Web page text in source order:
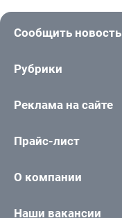
Сообщить новость
Рубрики
Реклама на сайте
Прайс-лист
О компании
Наши вакансии